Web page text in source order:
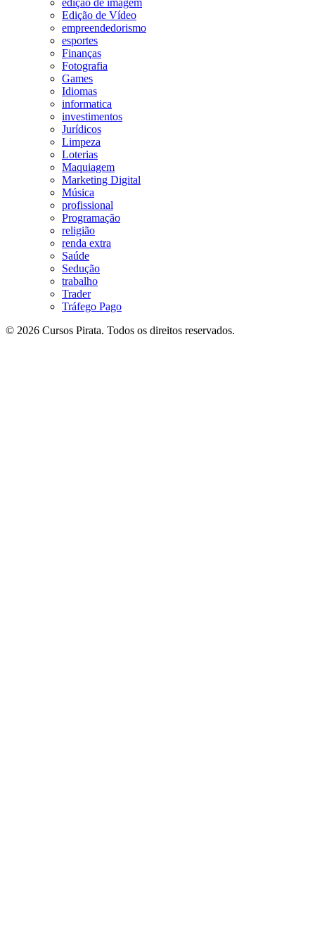
edição de imagem
Edição de Vídeo
empreendedorismo
esportes
Finanças
Fotografia
Games
Idiomas
informatica
investimentos
Jurídicos
Limpeza
Loterias
Maquiagem
Marketing Digital
Música
profissional
Programação
religião
renda extra
Saúde
Sedução
trabalho
Trader
Tráfego Pago
© 2026 Cursos Pirata. Todos os direitos reservados.